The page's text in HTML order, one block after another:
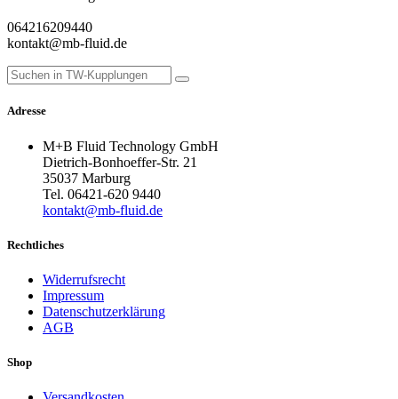
064216209440
kontakt@mb-fluid.de
Adresse
M+B Fluid Technology GmbH
Dietrich-Bonhoeffer-Str. 21
35037 Marburg
Tel. 06421-620 9440
kontakt@mb-fluid.de
Rechtliches
Widerrufsrecht
Impressum
Datenschutzerklärung
AGB
Shop